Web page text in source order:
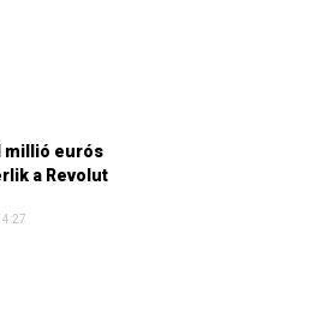
millió eurós
a Revolut